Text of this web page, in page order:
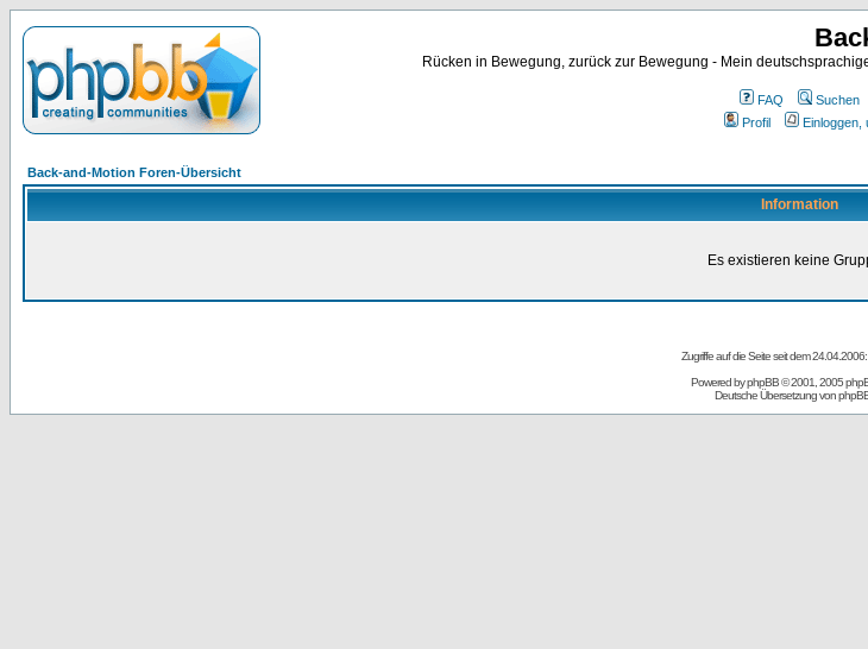
Rücken in Bewegung, zurück zur Bewegung - Mein
FAQ Suchen
Profil
Einloggen,
Back-and-Motion Foren-Übersicht
Information
Es existieren keine
Zugriffe auf die Seite seit dem
Powered byphpBB© 2001, 2005
Deutsche Übersetzung von